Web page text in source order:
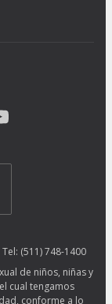
Tel: (511) 748-1400
de niños, niñas y
cual tengamos
conforme a lo